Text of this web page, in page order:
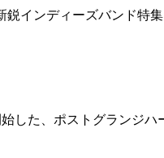
インディーズバンド特集
した、ポストグランジ